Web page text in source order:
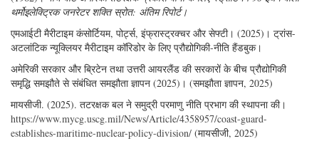
थर्मोइलेक्ट्रिक जनरेटर शक्ति स्रोत: अंतिम रिपोर्ट।
एमआईटी मैरीटाइम कंसोर्टियम, पोर्ट्स, इंफ्रास्ट्रक्चर और सेफ्टी। (2025)। ट्रांस-
अटलांटिक न्यूक्लियर मैरीटाइम कॉरिडोर के लिए प्रौद्योगिकी-नीति हैंडबुक।
अमेरिकी सरकार और ब्रिटेन तथा उत्तरी आयरलैंड की सरकारों के बीच प्रौद्योगिकी
समृद्धि समझौते से संबंधित समझौता ज्ञापन (2025)। (समझौता ज्ञापन, 2025)
मायसीजी. (2025). तटरक्षक बल ने समुद्री परमाणु नीति प्रभाग की स्थापना की।
https://www.mycg.uscg.mil/News/Article/4358957/coast-guard-
establishes-maritime-nuclear-policy-division/ (मायसीजी, 2025)